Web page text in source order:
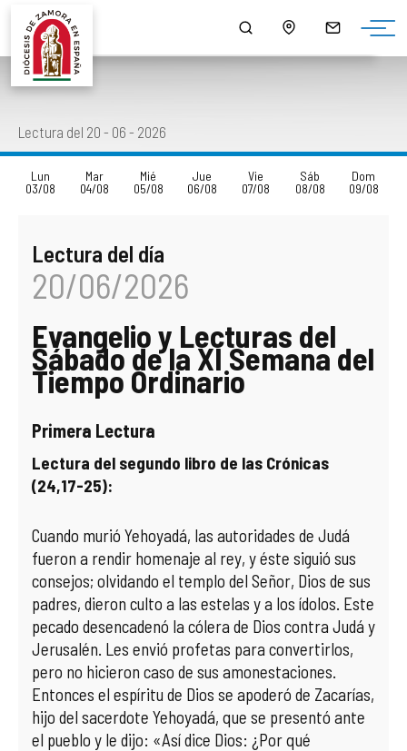
Lectura del 20 - 06 - 2026
Lun
03/08
Mar
04/08
Mié
05/08
Jue
06/08
Vie
07/08
Sáb
08/08
Dom
09/08
Lectura del día
20/06/2026
Evangelio y Lecturas del
Sábado de la XI Semana del
Tiempo Ordinario
Primera Lectura
Lectura del segundo libro de las Crónicas
(24,17-25):
Cuando murió Yehoyadá, las autoridades de Judá
fueron a rendir homenaje al rey, y éste siguió sus
consejos; olvidando el templo del Señor, Dios de sus
padres, dieron culto a las estelas y a los ídolos. Este
pecado desencadenó la cólera de Dios contra Judá y
Jerusalén. Les envió profetas para convertirlos,
pero no hicieron caso de sus amonestaciones.
Entonces el espíritu de Dios se apoderó de Zacarías,
hijo del sacerdote Yehoyadá, que se presentó ante
el pueblo y le dijo: «Así dice Dios: ¿Por qué
¿QUIÉNES SOMOS?
EPISCOPOLOGIO
NORMATIVA DIOCESANA
MONUMENTOS BIC - BIEN DE INTERÉS CULTURAL
PATRIMONIO ROBADO
CÓDIGO DE CONDUCTA
COMPLIANCE
DOCTRINA DE LA IGLESIA
PORTAL DE TRANSPARENCIA
RENDICIÓN CUENTAS ENTIDADES RELIGIOSAS
PREGUNTAS FRECUENTES
MONS. FERNANDO VALERA SÁNCHEZ
MULTIMEDIA
ORGANIGRAMA
CURIA DIOCESANA
CABILDO CATEDRAL
SEMINARIOS DIOCESANOS
OTROS ORGANISMOS Y SERVICIOS DIOCESANOS
ENSEÑANZA
PASTORAL SAMARITANA
CENTROS SOCIALES
APOSTOLADO SEGLAR
VIDA CONSAGRADA
HORARIO DE MISAS
LISTADO DE NUESTRAS PARROQUIAS
NOTICIAS
SALUS
CAMPAÑAS
AGENDA
DESCARGAS
ENLACES DE INTERÉS
IMÁGENES
VÍDEOS
AUDIOS